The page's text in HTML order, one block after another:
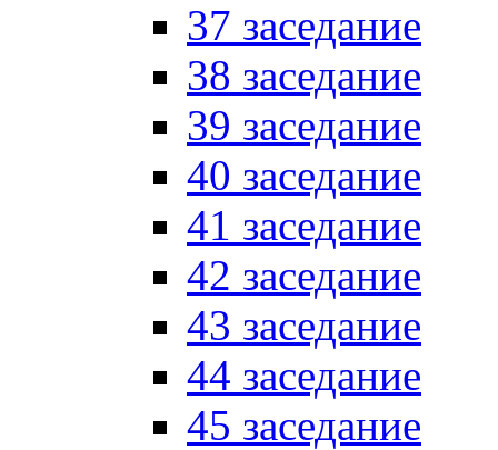
37 заседание
38 заседание
39 заседание
40 заседание
41 заседание
42 заседание
43 заседание
44 заседание
45 заседание